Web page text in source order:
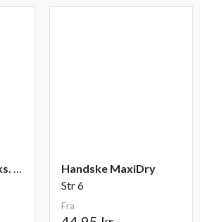
Felco beskærersaks. nr. 2
Handske MaxiDry
Str 6
Fra